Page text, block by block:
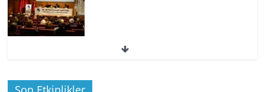
49. İktisatçılar Haftası | 1.…